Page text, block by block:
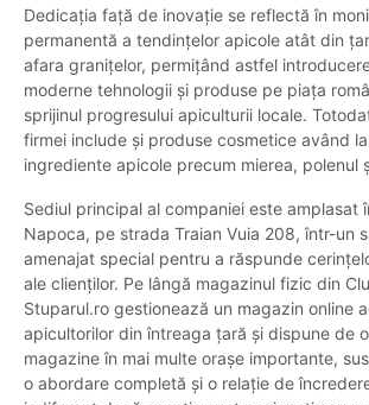
Dedicația față de inovație se reflectă în
permanentă a tendințelor apicole atât din
afara granițelor, permițând astfel
moderne tehnologii și produse pe piața
sprijinul progresului apiculturii locale.
firmei include și produse cosmetice având
ingrediente apicole precum mierea, polenul
Sediul principal al companiei este amplasat
Napoca, pe strada Traian Vuia 208, într-un
amenajat special pentru a răspunde
ale clienților. Pe lângă magazinul fizic din
Stuparul.ro gestionează un magazin online
apicultorilor din întreaga țară și dispune de
magazine în mai multe orașe importante,
o abordare completă și o relație de